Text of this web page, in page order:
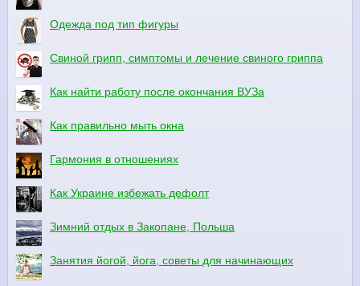
Одежда под тип фигуры
Свиной грипп, симптомы и лечение свиного гриппа
Как найти работу после окончания ВУЗа
Как правильно мыть окна
Гармония в отношениях
Как Украине избежать дефолт
Зимний отдых в Закопане, Польша
Занятия йогой, йога, советы для начинающих